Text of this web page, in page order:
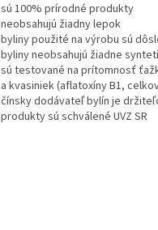
sú 100% prírodné produkty
neobsahujú žiadny lepok
byliny použité na výrobu sú
byliny neobsahujú žiadne
sú testované na prítomnosť
a kvasiniek (aflatoxíny B1,
čínsky dodávateľ bylín je
produkty sú schválené UVZ SR